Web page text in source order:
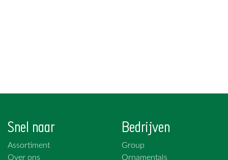
Snel naar
Assortiment
Over ons
Bedrijven
Group
Ornamentals